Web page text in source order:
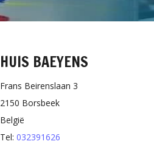
HUIS BAEYENS
Frans Beirenslaan 3
2150 Borsbeek
België
Tel: 032391626